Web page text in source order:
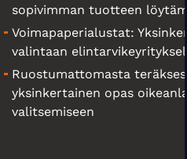
sopivimman tuotteen
Voimapaperialustat:
valintaan
Ruostumattomasta
yksinkertainen opas
valitsemiseen